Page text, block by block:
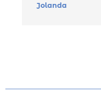
Jolanda